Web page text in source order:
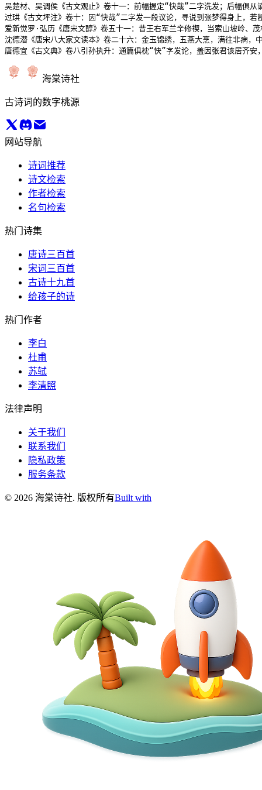
吴楚材、吴调侯《古文观止》卷十一：前幅握定“快哉”二字洗发；后幅俱
过珙《古文坪注》卷十：因“快哉”二字发一段议论，寻说到张梦得身上，
爱新觉罗·弘历《唐宋文醇》卷五十一：昔王右军兰辛修禊，当索山坡岭、
沈德潜《唐宋八大家文读本》卷二十六：金玉锦绣，五燕大烹，满往非病
唐德宜《古文典》卷八引孙执升：通篇俱枕“快”字发论，盖因张君该居齐
海棠诗社
古诗词的数字桃源
网站导航
诗词推荐
诗文检索
作者检索
名句检索
热门诗集
唐诗三百首
宋词三百首
古诗十九首
给孩子的诗
热门作者
李白
杜甫
苏轼
李清照
法律声明
关于我们
联系我们
隐私政策
服务条款
© 2026 海棠诗社. 版权所有Built with